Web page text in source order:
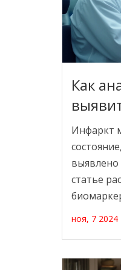
Как
Инфаркт
статье
следует
ноя, 7 2024